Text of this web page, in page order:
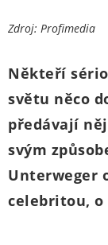
Zdroj: Profimedia
Někteří
světu něco
předávají
svým
Unterweger
celebritou, o